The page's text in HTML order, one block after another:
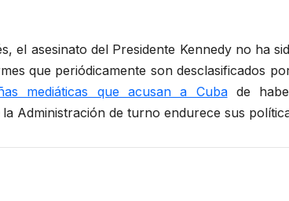
el asesinato del Presidente Kennedy no ha
que periódicamente son desclasificados
mediáticas que acusan a Cubade
Administración de turno endurece sus